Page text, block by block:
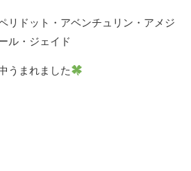
リドット・アベンチュリン・アメジ
ル・ジェイド
うまれました